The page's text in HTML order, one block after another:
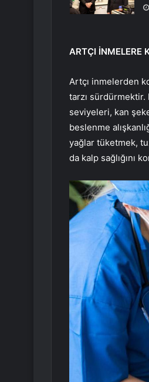
ARTÇI İNMELERE
Artçı inmelerden
tarzı sürdürmektir.
seviyeleri, kan
beslenme
yağlar tüketmek,
da kalp sağlığını